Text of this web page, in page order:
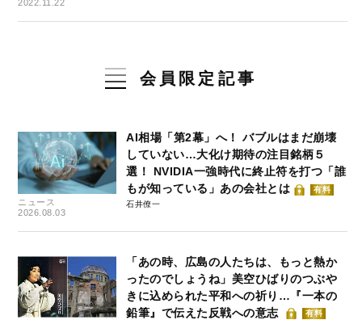
2022.11.22
会員限定記事
ニュース
2026.08.03
AI相場「第2幕」へ！ バブルはまだ崩壊
していない…大化け期待の注目銘柄５
選！ NVIDIA一強時代に終止符を打つ「誰
もが知っている」あの会社とは
有料
石井僚一
「あの時、広島の人たちは、もっと熱か
ったのでしょうね」美空ひばりのつぶや
きに込められた平和への祈り…『一本の
鉛筆』で伝えた反戦への意志
有料